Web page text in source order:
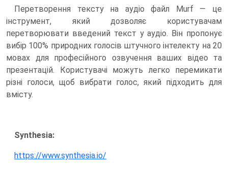
Перетворення тексту на аудіо файл Murf — це
інструмент, який дозволяє користувачам
перетворювати введений текст у аудіо. Він пропонує
вибір 100% природних голосів штучного інтелекту на 20
мовах для професійного озвучення ваших відео та
презентацій. Користувачі можуть легко перемикати
різні голоси, щоб вибрати голос, який підходить для
вмісту.
Synthesia:
https://www.synthesia.io/